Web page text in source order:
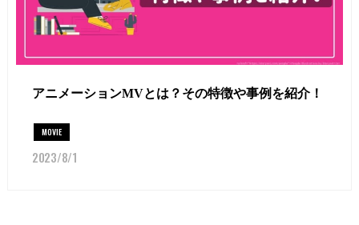
アニメーションMVとは？その特徴や事例を紹介！
MOVIE
2023/8/1